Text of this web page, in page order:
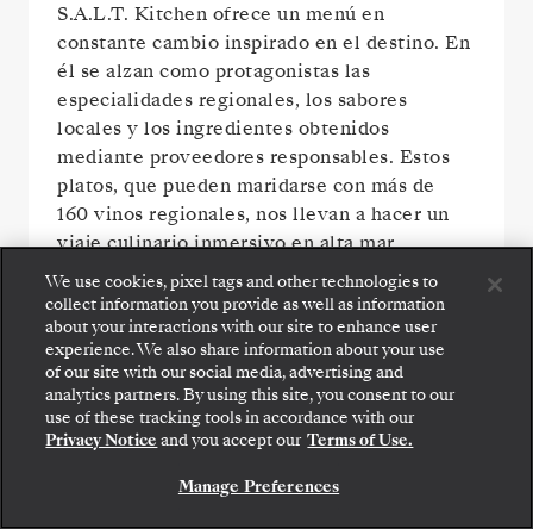
S.A.L.T. Kitchen ofrece un menú en
constante cambio inspirado en el destino. En
él se alzan como protagonistas las
especialidades regionales, los sabores
locales y los ingredientes obtenidos
mediante proveedores responsables. Estos
platos, que pueden maridarse con más de
160 vinos regionales, nos llevan a hacer un
viaje culinario inmersivo en alta mar.
We use cookies, pixel tags and other technologies to
collect information you provide as well as information
about your interactions with our site to enhance user
experience. We also share information about your use
of our site with our social media, advertising and
analytics partners. By using this site, you consent to our
use of these tracking tools in accordance with our
Privacy Notice and you accept our Terms of Use.
Manage Preferences